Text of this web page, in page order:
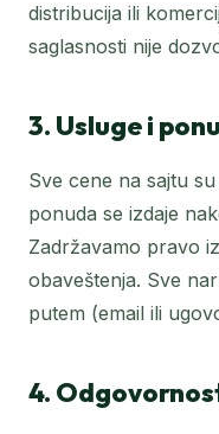
distribucija ili
saglasnosti nije
3. Usluge i
Sve cene na sajtu
ponuda se izdaje
Zadržavamo pravo
obaveštenja. Sve
putem (email ili
4.